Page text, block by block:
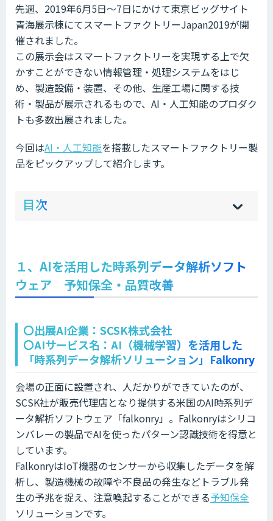
先週、2019年6月5日～7日にかけて東京ビッグサイト
青海展示棟にてスマートファクトリーJapan2019が開
催されました。
この展示会はスマートファクトリーを実現する上で欠
かすことができない情報管理・処理システムをはじ
め、製造設備・装置、その他、生産工場に関する技
術・製品が展示されるもので、AI・人工知能のプロダク
トも多数出展されました。
今回はAI・人工知能を搭載したスマートファクトリー製
品をピックアップして紹介します。
目次 hi
]
sh
]
１、AIを活用した時系列データ解析ソフト
ウェア 予知保全・品質改善
〇出展AI企業：SCSK株式会社
〇AIサービス名：AI（機械学習）を活用した
「時系列データ解析ソリューション」Falkonry
会場の正面に設置され、人だかりができていたのが、
SCSK社が販売代理店となり提供する米国のAI時系列デ
ータ解析ソフトウェア「falkonry」。Falkonryはシリコ
ンバレーの製品でAIを使ったパターン認識技術を得意と
しています。
FalkonryはIoT機器のセンサーから収集したデータを解
析し、製造機械の故障や不良品の発生などトラブル発
生の予兆を捉え、注意喚起することができる予知保全
ソリューションです。